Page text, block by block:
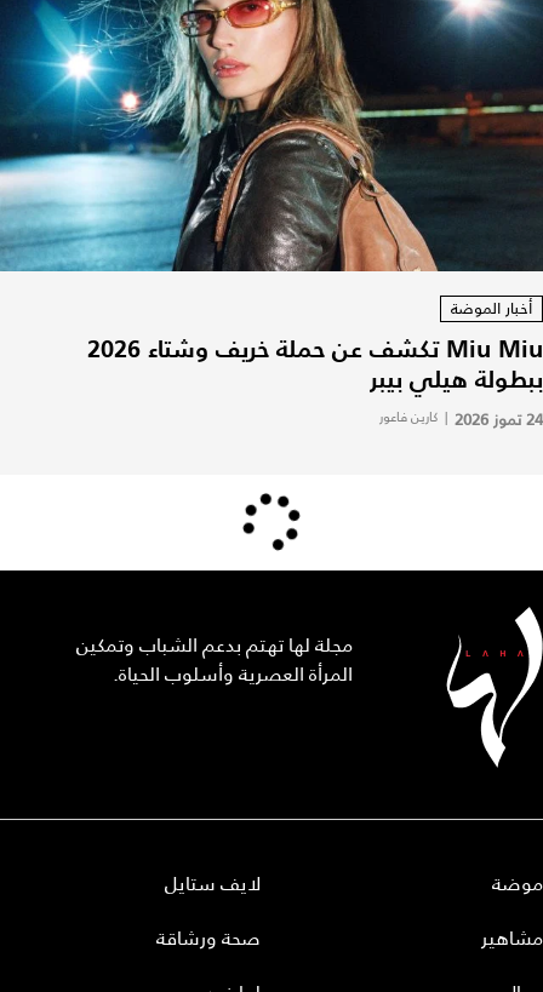
أخبار الموضة
Miu Miu تكشف عن حملة خريف وشتاء 2026
ببطولة هيلي بيبر
24 تموز 2026 | كارين فاعور
مجلة لها تهتم بدعم الشباب وتمكين
المرأة العصرية وأسلوب الحياة.
موضة
مشاهير
لايف ستايل
صحة ورشاقة